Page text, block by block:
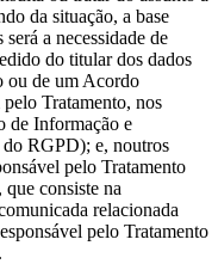
da situação, a base
a necessidade de
do titular dos dados
ou de um Acordo
Tratamento, nos
de Informação e
do RGPD); e, noutros
pelo Tratamento
consiste na
relacionada
pelo Tratamento